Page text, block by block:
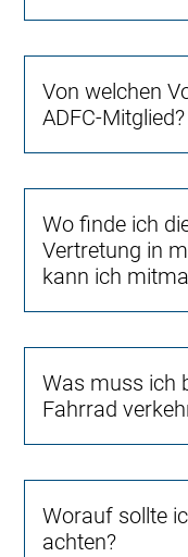
Von welchen
ADFC-Mitglied?
Wo finde ich
Vertretung in
kann ich
Was muss ich
Fahrrad
Worauf sollte
achten?